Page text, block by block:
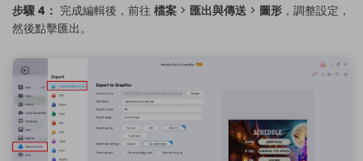
步驟 4： 完成編輯後，前往 檔案 > 匯出與傳送 > 圖形 ，調整設定，
然後點擊匯出。